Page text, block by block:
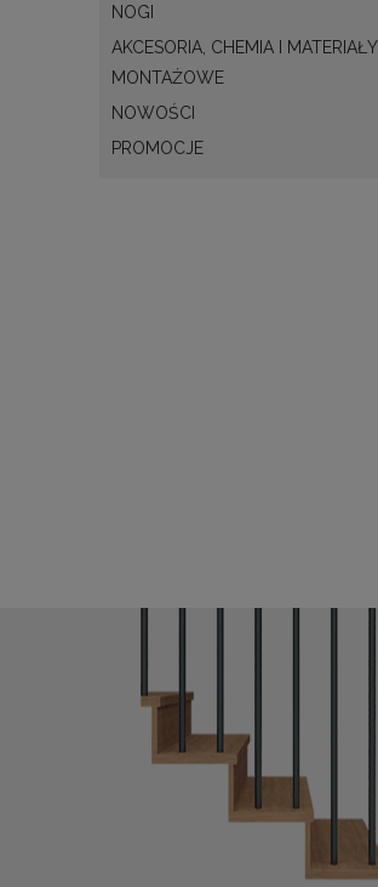
NOGI
AKCESORIA, CHEMIA I MATERIAŁY
MONTAŻOWE
NOWOŚCI
PROMOCJE